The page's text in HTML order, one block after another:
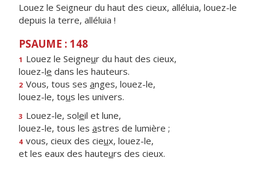
Louez le Seigneur du haut des cieux, alléluia, louez-le
depuis la terre, alléluia !
PSAUME : 148
1 Louez le Seigneur du haut des cieux,
louez-le dans les hauteurs.
2 Vous, tous ses anges, louez-le,
louez-le, tous les univers.
3 Louez-le, soleil et lune,
louez-le, tous les astres de lumière ;
4 vous, cieux des cieux, louez-le,
et les eaux des hauteurs des cieux.